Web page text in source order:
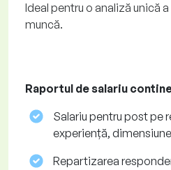
Ideal pentru o analiză unică
muncă.
Raportul de salariu
Salariu pentru post pe
experiență,
Repartizarea